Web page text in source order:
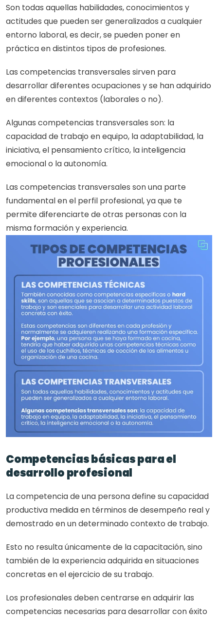
Son todas aquellas habilidades, conocimientos y
actitudes que pueden ser generalizados a cualquier
entorno laboral, es decir, se pueden poner en
práctica en distintos tipos de profesiones.
Las competencias transversales sirven para
desarrollar diferentes ocupaciones y se han adquirido
en diferentes contextos (laborales o no).
Algunas competencias transversales son: la
capacidad de trabajo en equipo, la adaptabilidad, la
iniciativa, el pensamiento crítico, la inteligencia
emocional o la autonomía.
Las competencias transversales son una parte
fundamental en el perfil profesional, ya que te
permite diferenciarte de otras personas con la
misma formación y experiencia.
Competencias básicas para el
desarrollo profesional
La competencia de una persona define su capacidad
productiva medida en términos de desempeño real y
demostrado en un determinado contexto de trabajo.
Esto no resulta únicamente de la capacitación, sino
también de la experiencia adquirida en situaciones
concretas en el ejercicio de su trabajo.
Los profesionales deben centrarse en adquirir las
competencias necesarias para desarrollar con éxito